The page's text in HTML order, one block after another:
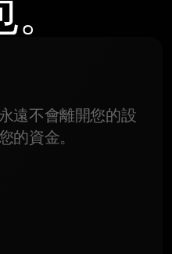
遠不會離開您的設
的資金。